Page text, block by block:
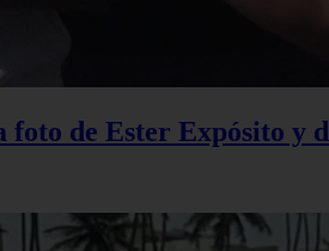
de Ester Expósito y